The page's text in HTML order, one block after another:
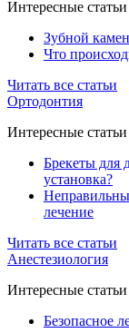
Интересные статьи
Зубной
Что
Читать все статьи
Ортодонтия
Интересные статьи
Брекеты для
установка?
лечение
Читать все статьи
Анестезиология
Интересные статьи
Безопасное